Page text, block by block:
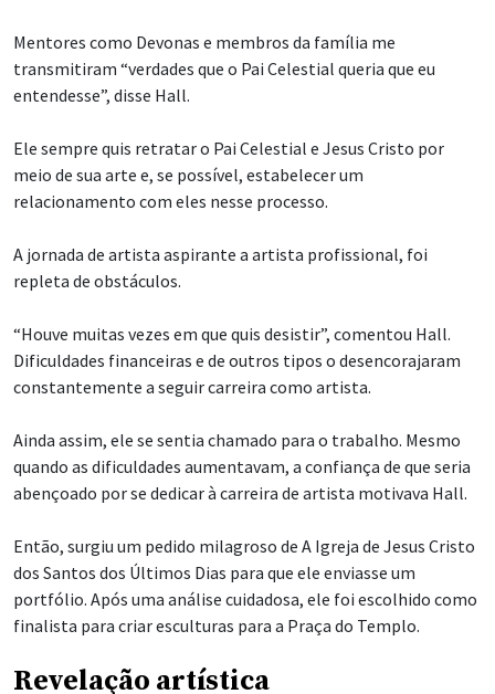
Mentores como Devonas e membros da família me
transmitiram “verdades que o Pai Celestial queria que eu
entendesse”, disse Hall.
Ele sempre quis retratar o Pai Celestial e Jesus Cristo por
meio de sua arte e, se possível, estabelecer um
relacionamento com eles nesse processo.
A jornada de artista aspirante a artista profissional, foi
repleta de obstáculos.
“Houve muitas vezes em que quis desistir”, comentou Hall.
Dificuldades financeiras e de outros tipos o desencorajaram
constantemente a seguir carreira como artista.
Ainda assim, ele se sentia chamado para o trabalho. Mesmo
quando as dificuldades aumentavam, a confiança de que seria
abençoado por se dedicar à carreira de artista motivava Hall.
Então, surgiu um pedido milagroso de A Igreja de Jesus Cristo
dos Santos dos Últimos Dias para que ele enviasse um
portfólio. Após uma análise cuidadosa, ele foi escolhido como
finalista para criar esculturas para a Praça do Templo.
Revelação artística